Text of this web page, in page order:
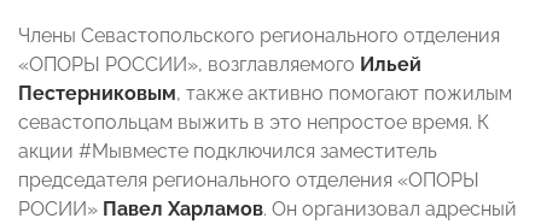
Члены Севастопольского регионального отделения
«ОПОРЫ РОССИИ», возглавляемого Ильей
Пестерниковым, также активно помогают пожилым
севастопольцам выжить в это непростое время. К
акции #Мывместе подключился заместитель
председателя регионального отделения «ОПОРЫ
РОСИИ» Павел Харламов. Он организовал адресный